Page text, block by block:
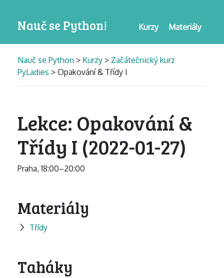
Nauč se Python! Materiály
Kurzy
Nauč se Python > Kurzy > Začátečnický kurz
PyLadies > Opakování & Třídy I
Lekce: Opakování &
Třídy I (2022-01-27)
Praha, 18:00–20:00
Materiály
Třídy
Taháky